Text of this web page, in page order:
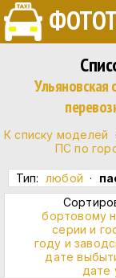
Ульяновская
К списку моделей
ПС по
Тип:любой ·
бортовому
серии и
году и
дате
дате